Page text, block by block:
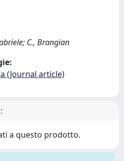
C., Brangian
(Journal article)
a questo prodotto.